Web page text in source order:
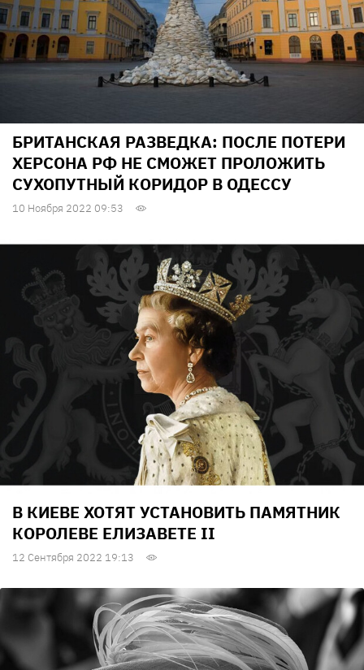
БРИТАНСКАЯ РАЗВЕДКА: ПОСЛЕ ПОТЕРИ
ХЕРСОНА РФ НЕ СМОЖЕТ ПРОЛОЖИТЬ
СУХОПУТНЫЙ КОРИДОР В ОДЕССУ
10 Ноября 2022 09:53
В КИЕВЕ ХОТЯТ УСТАНОВИТЬ ПАМЯТНИК
КОРОЛЕВЕ ЕЛИЗАВЕТЕ II
12 Сентября 2022 19:13